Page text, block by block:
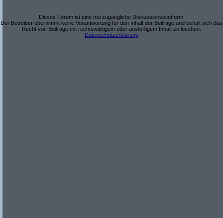
Dieses Forum ist eine frei zugängliche Diskussionsplattform.
Der Betreiber übernimmt keine Verantwortung für den Inhalt der Beiträge und behält sich das
Recht vor, Beiträge mit rechtswidrigem oder anstößigem Inhalt zu löschen.
Datenschutzerklärung